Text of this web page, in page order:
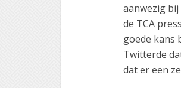
aanwezig
de TCA
goede kans
Twitterde
dat er een